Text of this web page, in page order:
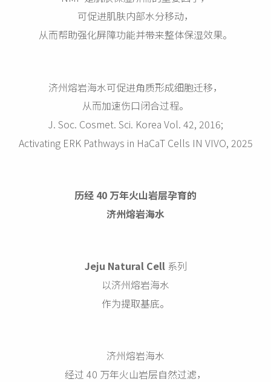
可促进肌肤内部水分移动，
从而帮助强化屏障功能并带来整体保湿效果。
济州熔岩海水可促进角质形成细胞迁移，
从而加速伤口闭合过程。
J. Soc. Cosmet. Sci. Korea Vol. 42, 2016;
Activating ERK Pathways in HaCaT Cells IN VIVO, 2025
历经 40 万年火山岩层孕育的
济州熔岩海水
Jeju Natural Cell系列
以济州熔岩海水
作为提取基底。
济州熔岩海水
经过 40 万年火山岩层自然过滤，